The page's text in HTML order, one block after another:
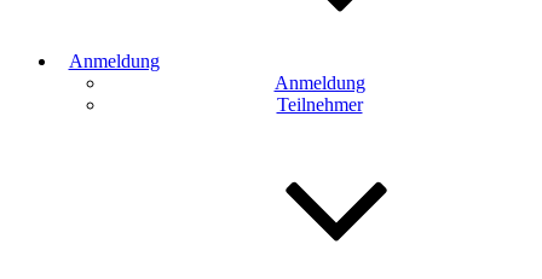
Anmeldung
Anmeldung
Teilnehmer